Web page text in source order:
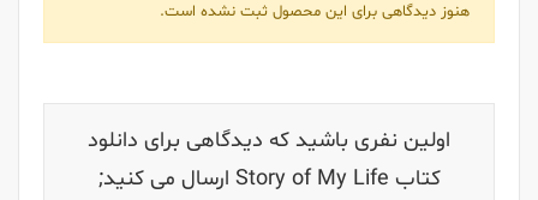
هنوز دیدگاهی برای این محصول ثبت نشده است.
اولین نفری باشید که دیدگاهی برای دانلود
کتاب Story of My Life ارسال می کنید;